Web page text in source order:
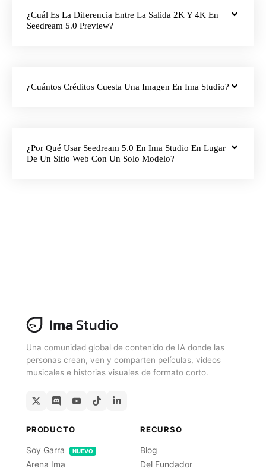
¿Cuál Es La Diferencia Entre La Salida 2K Y 4K En
Seedream 5.0 Preview?
¿Cuántos Créditos Cuesta Una Imagen En Ima Studio?
¿Por Qué Usar Seedream 5.0 En Ima Studio En Lugar
De Un Sitio Web Con Un Solo Modelo?
Una comunidad global de contenido de IA donde las
personas crean, ven y comparten películas, videos
musicales e historias visuales de formato corto.
PRODUCTO
Soy Garra NUEVO
Arena Ima
RECURSO
Blog
Del Fundador